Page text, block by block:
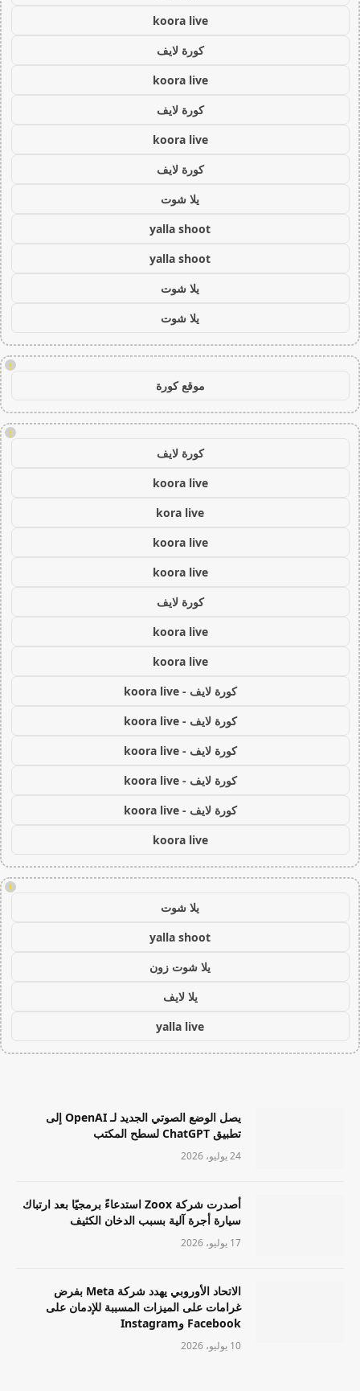
koora live
كورة لايف
koora live
كورة لايف
koora live
كورة لايف
يلا شوت
yalla shoot
yalla shoot
يلا شوت
يلا شوت
!
موقع كورة
!
كورة لايف
koora live
kora live
koora live
koora live
كورة لايف
koora live
koora live
كورة لايف - koora live
كورة لايف - koora live
كورة لايف - koora live
كورة لايف - koora live
كورة لايف - koora live
koora live
!
يلا شوت
yalla shoot
يلا شوت زون
يلا لايف
yalla live
يصل الوضع الصوتي الجديد لـ OpenAI إلى
تطبيق ChatGPT لسطح المكتب
24 يوليو، 2026
أصدرت شركة Zoox استدعاءً برمجيًا بعد ارتباك
سيارة أجرة آلية بسبب الدخان الكثيف
17 يوليو، 2026
الاتحاد الأوروبي يهدد شركة Meta بفرض
غرامات على الميزات المسببة للإدمان على
Facebook وInstagram
10 يوليو، 2026